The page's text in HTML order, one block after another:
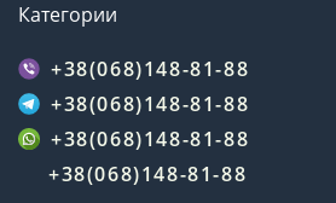
Категории
+38(068)148-81-88
+38(068)148-81-88
+38(068)148-81-88
+38(068)148-81-88